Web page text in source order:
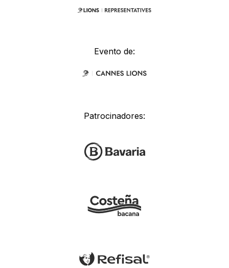
Evento de:
Patrocinadores: